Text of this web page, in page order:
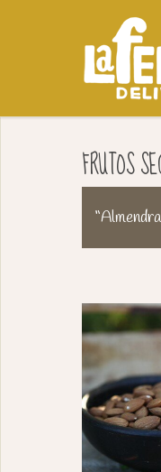
FRUTOS